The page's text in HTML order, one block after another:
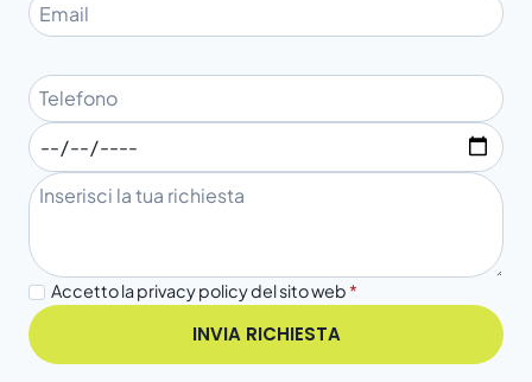
Accetto la privacy policy del sito web *
INVIA RICHIESTA